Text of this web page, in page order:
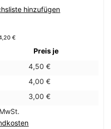
hinzufügen
€
Preis je
4,50 €
4,00 €
3,00 €